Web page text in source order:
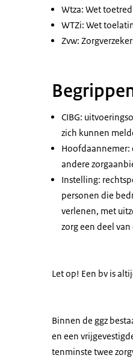
Wtza: Wet
WTZi: Wet
Zvw:
CIBG:
zich kunnen
Hoofdaannemer:
andere
Instelling:
personen die
verlenen, met
zorg een deel
​​​​​​Let op! Een bv is
Binnen de ggz
en een
tenminste twee